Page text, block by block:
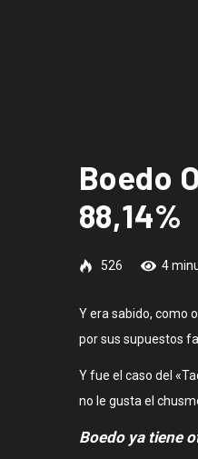
Boedo
88,14%
526 4
Y era sabido, como
por sus supuestos
Y fue el caso del
no le gusta el
Boedo ya tiene